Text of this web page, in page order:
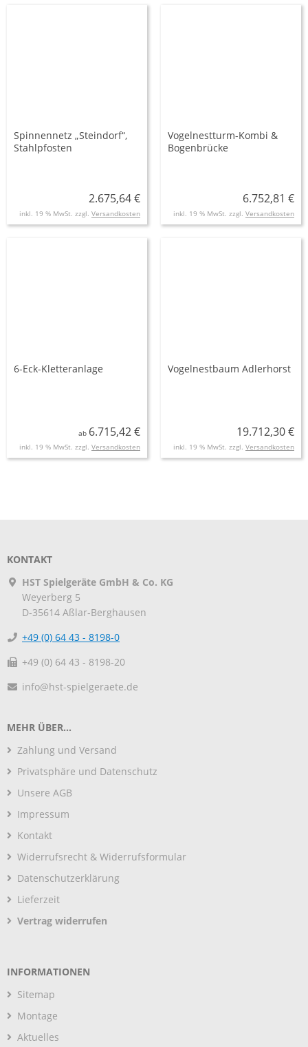
Spinnennetz „Steindorf“,
Stahlpfosten
2.675,64 €
inkl. 19 % MwSt. zzgl. Versandkosten
Vogelnestturm-Kombi &
Bogenbrücke
6.752,81 €
inkl. 19 % MwSt. zzgl. Versandkosten
6-Eck-Kletteranlage
ab 6.715,42 €
inkl. 19 % MwSt. zzgl. Versandkosten
Vogelnestbaum Adlerhorst
19.712,30 €
inkl. 19 % MwSt. zzgl. Versandkosten
KONTAKT
HST Spielgeräte GmbH & Co. KG
Weyerberg 5
D-35614 Aßlar-Berghausen
+49 (0) 64 43 - 8198-0
+49 (0) 64 43 - 8198-20
info@hst-spielgeraete.de
MEHR ÜBER...
Zahlung und Versand
Privatsphäre und Datenschutz
Unsere AGB
Impressum
Kontakt
Widerrufsrecht & Widerrufsformular
Datenschutzerklärung
Lieferzeit
Vertrag widerrufen
INFORMATIONEN
Sitemap
Montage
Aktuelles